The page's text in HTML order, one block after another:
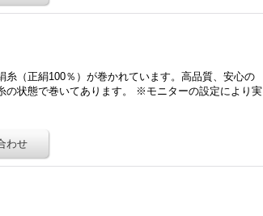
糸（正絹100％）が巻かれています。高品質、安心の
の状態で巻いてあります。 ※モニターの設定により実